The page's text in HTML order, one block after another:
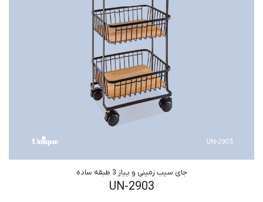
جای سیب زمینی و پیاز 3 طبقه ساده
UN-2903